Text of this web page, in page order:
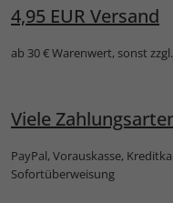
4,95 EUR Versand
ab 30 € Warenwert, sonst
Viele
PayPal, Vorauskasse,
Sofortüberweisung